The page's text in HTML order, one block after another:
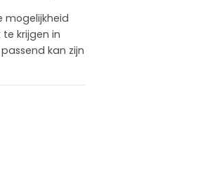
mogelijkheid
krijgen in
kan zijn